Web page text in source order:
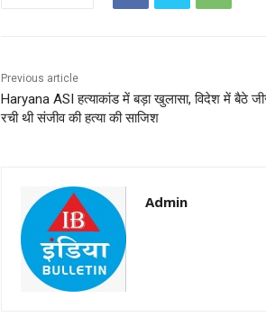
Previous article
Haryana ASI हत्याकांड में बड़ा खुलासा, विदेश में बैठे
रची थी संजीव की हत्या की साजिश
Admin